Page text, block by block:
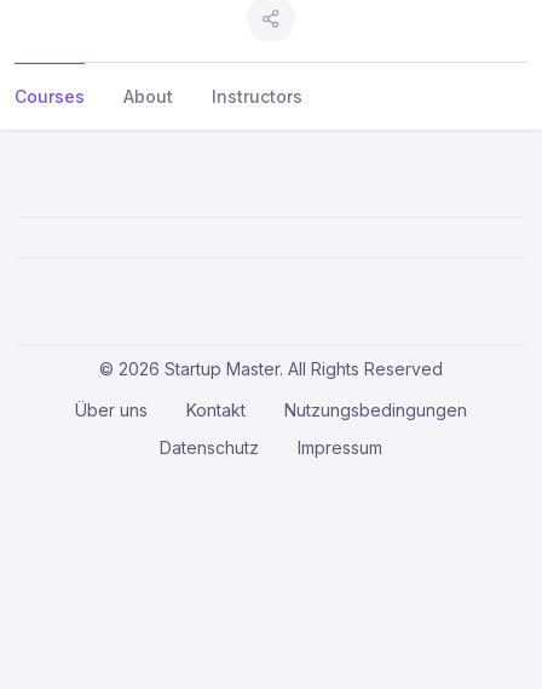
Courses About Instructors
© 2026 Startup Master. All Rights Reserved
Über uns Kontakt
Nutzungsbedingungen
Datenschutz
Impressum